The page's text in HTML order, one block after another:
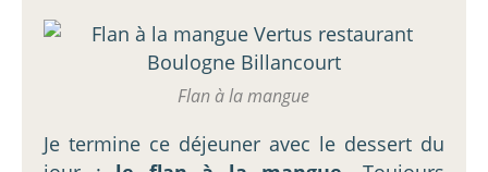
Flan à la mangue
Je termine ce déjeuner avec le dessert du